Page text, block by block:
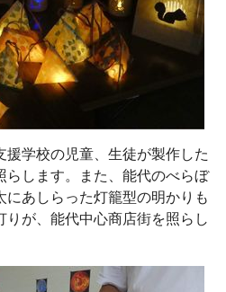
援学校の児童、生徒が製作した
らします。また、能代のべらぼ
にあしらった灯籠型の明かりも
りが、能代中心商店街を照らし